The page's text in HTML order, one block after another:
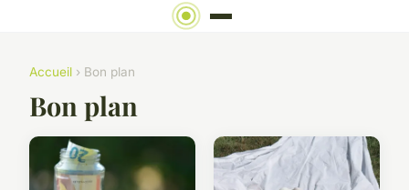
Accueil › Bon plan
Bon plan